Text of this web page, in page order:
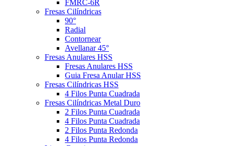
FMRC-6R
Fresas Cilíndricas
90°
Radial
Contornear
Avellanar 45°
Fresas Anulares HSS
Fresas Anulares HSS
Guia Fresa Anular HSS
Fresas Cilíndricas HSS
4 Filos Punta Cuadrada
Fresas Cilíndricas Metal Duro
2 Filos Punta Cuadrada
4 Filos Punta Cuadrada
2 Filos Punta Redonda
4 Filos Punta Redonda